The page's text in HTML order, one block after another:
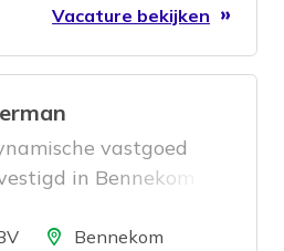
Vacature bekijken
vastgoed
in Bennekom
variëren
LocatieBennekom